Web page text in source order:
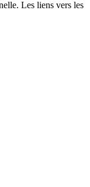
Les liens vers les